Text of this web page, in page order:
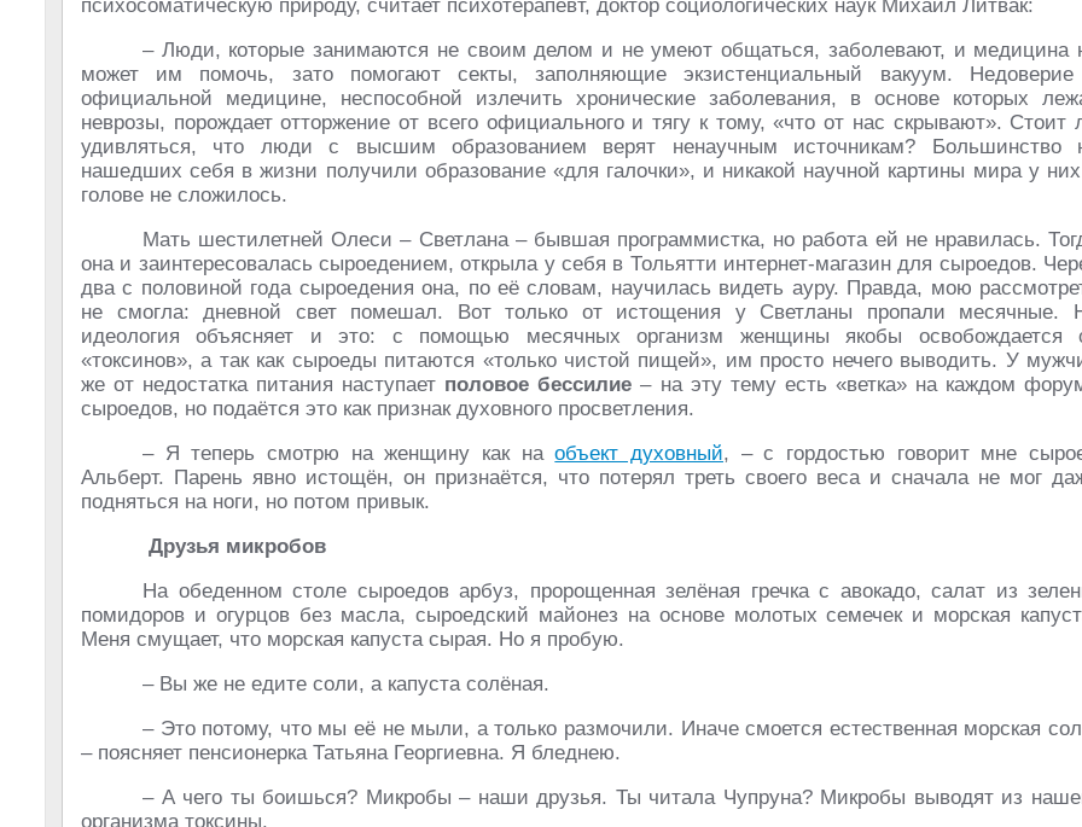
психосоматическую природу, считает психотерапевт, доктор социологических наук Михаил Литвак:
– Люди, которые занимаются не своим делом и не умеют общаться, заболевают, и медицина
может им помочь, зато помогают секты, заполняющие экзистенциальный вакуум.
официальной медицине, неспособной излечить хронические заболевания, в основе которых
неврозы, порождает отторжение от всего официального и тягу к тому, «что от нас скрывают». Стоит
удивляться, что люди с высшим образованием верят ненаучным источникам? Большинство
нашедших себя в жизни получили образование «для галочки», и никакой научной картины мира у
голове не сложилось.
Мать шестилетней Олеси – Светлана – бывшая программистка, но работа ей не нравилась.
она и заинтересовалась сыроедением, открыла у себя в Тольятти интернет-магазин для сыроедов.
два с половиной года сыроедения она, по её словам, научилась видеть ауру. Правда, мою
не смогла: дневной свет помешал. Вот только от истощения у Светланы пропали месячные.
идеология объясняет и это: с помощью месячных организм женщины якобы освобождается
«токсинов», а так как сыроеды питаются «только чистой пищей», им просто нечего выводить. У
же от недостатка питания наступает половое бессилие – на эту тему есть «ветка» на каждом
сыроедов, но подаётся это как признак духовного просветления.
– Я теперь смотрю на женщину как наобъект духовный, – с гордостью говорит мне
Альберт. Парень явно истощён, он признаётся, что потерял треть своего веса и сначала не мог
подняться на ноги, но потом привык.
Друзья микробов
На обеденном столе сыроедов арбуз, пророщенная зелёная гречка с авокадо, салат из
помидоров и огурцов без масла, сыроедский майонез на основе молотых семечек и морская
Меня смущает, что морская капуста сырая. Но я пробую.
– Вы же не едите соли, а капуста солёная.
– Это потому, что мы её не мыли, а только размочили. Иначе смоется естественная морская
– поясняет пенсионерка Татьяна Георгиевна. Я бледнею.
– А чего ты боишься? Микробы – наши друзья. Ты читала Чупруна? Микробы выводят из
организма токсины.